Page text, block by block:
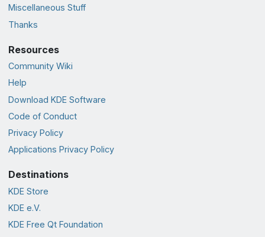
Miscellaneous Stuff
Thanks
Resources
Community Wiki
Help
Download KDE Software
Code of Conduct
Privacy Policy
Applications Privacy Policy
Destinations
KDE Store
KDE e.V.
KDE Free Qt Foundation